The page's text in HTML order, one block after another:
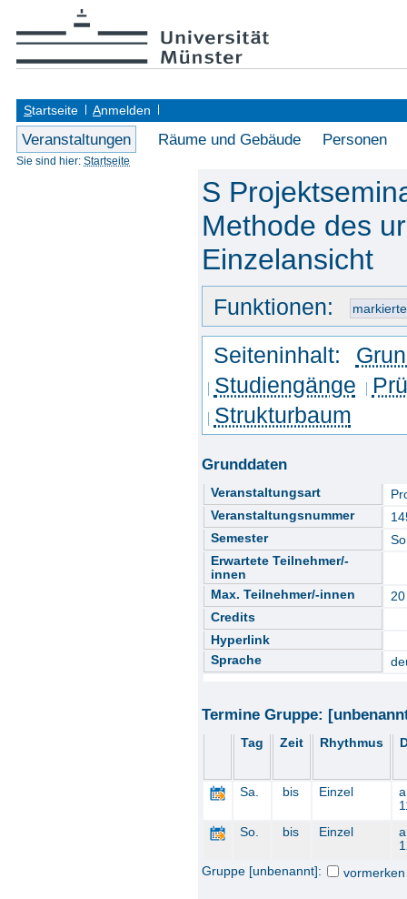
Startseite Anmelden
Veranstaltungen Räume und Gebäude Personen
Sie sind hier: Startseite
S
Methode des
Einzelansicht
Funktionen:
Seiteninhalt:
Studiengänge
Strukturbaum
Grunddaten
Veranstaltungsart
Veranstaltungsnummer
Semester
Erwartete Teilnehmer/-
innen
Max. Teilnehmer/-innen
20
Credits
Hyperlink
Sprache
Termine Gruppe:
Tag Zeit Rhythmus
Sa. bis Einzel
So.
bis Einzel
Gruppe [unbenannt]:
vormerken